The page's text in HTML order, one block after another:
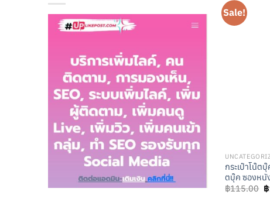
Sale!
กระเป๋าโน๊ต
ตบุ๊ค ซองหนั
฿115.00 ฿